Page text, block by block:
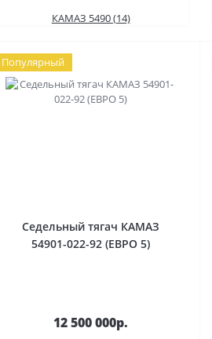
КАМАЗ 5490 (14)
Популярный
Седельный тягач КАМАЗ
54901-022-92 (ЕВРО 5)
12 500 000р.